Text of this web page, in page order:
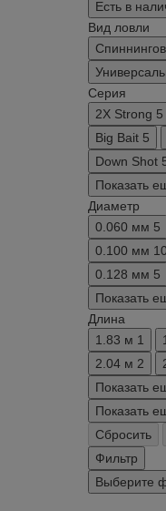
Есть в
Вид ловли
Серия
2X Strong 5
Big Bait 5
Down Shot
Показать
Диаметр
0.060 мм 5
0.100 мм 10
0.128 мм 5
Показать
Длина
1.83 м 1
2.04 м 2
Показать
Показать
Сбросить
Фильтр
Выберите